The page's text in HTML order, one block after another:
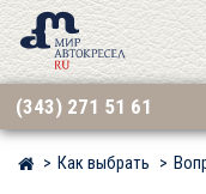
(343) 271 51 61
Мир детских
Как выбрать